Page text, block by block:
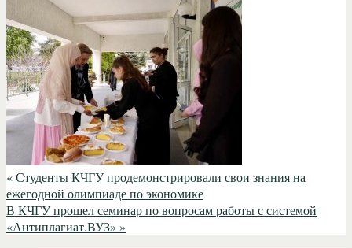
«Студенты КЧГУ продемонстрировали свои знания на
ежегодной олимпиаде по экономике
В КЧГУ прошел семинар по вопросам работы с системой
«Антиплагиат.ВУЗ» »